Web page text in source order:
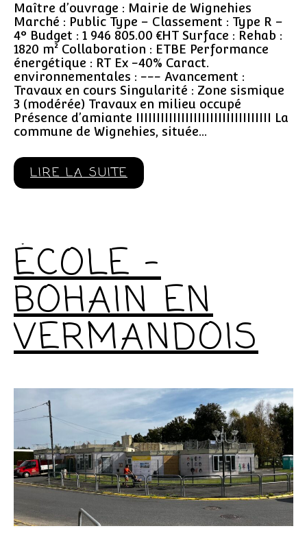
Maître d’ouvrage : Mairie de Wignehies
Marché : Public Type – Classement : Type R –
4° Budget : 1 946 805.00 €HT Surface : Rehab :
1820 m² Collaboration : ETBE Performance
énergétique : RT Ex -40% Caract.
environnementales : --- Avancement :
Travaux en cours Singularité : Zone sismique
3 (modérée) Travaux en milieu occupé
Présence d’amiante IIIIIIIIIIIIIIIIIIIIIIIIIIIIIIIII La
commune de Wignehies, située…
LIRE LA SUITE
ÉCOLE –
BOHAIN EN
VERMANDOIS